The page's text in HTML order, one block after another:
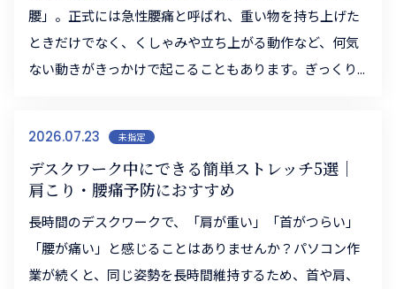
腰」。正式には急性腰痛と呼ばれ、重い物を持ち上げた
ときだけでなく、くしゃみや立ち上がる動作など、何気
ない動きがきっかけで起こることもあります。ぎっくり...
2026.07.23 未指定
デスクワーク中にできる簡単ストレッチ5選｜
肩こり・腰痛予防におすすめ
長時間のデスクワークで、「肩が重い」「首がつらい」
「腰が痛い」と感じることはありませんか？パソコン作
業が続くと、同じ姿勢を長時間維持するため、首や肩、